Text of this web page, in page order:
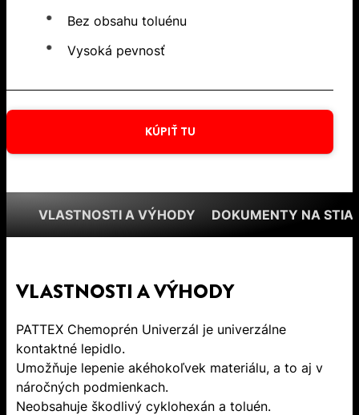
Bez obsahu toluénu
Vysoká pevnosť
KÚPIŤ TU
VLASTNOSTI A VÝHODY DOKUMENTY NA
VLASTNOSTI A VÝHODY
PATTEX Chemoprén Univerzál je univerzálne
kontaktné lepidlo.
Umožňuje lepenie akéhokoľvek materiálu, a to aj v
náročných podmienkach.
Neobsahuje škodlivý cyklohexán a toluén.